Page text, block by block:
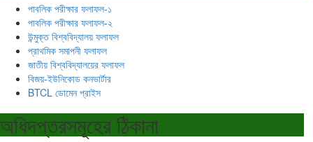
পাবলিক পরীক্ষার ফলাফল-১
পাবলিক পরীক্ষার ফলাফল-২
উন্মুক্ত বিশ্ববিদ্যালয় ফলাফল
প্রাথমিক সমাপনী ফলাফল
জাতীয় বিশ্ববিদ্যালয়ের ফলাফল
বিজয়-ইউনিকোড কনভার্টার
BTCL ডোমেন প্রাইস
অধিদপ্তরসমূহের ঠিকানা